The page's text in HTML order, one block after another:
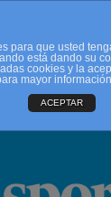
CONTACTO
para que usted
está dando su
cookies y la
mayor
ACEPTAR